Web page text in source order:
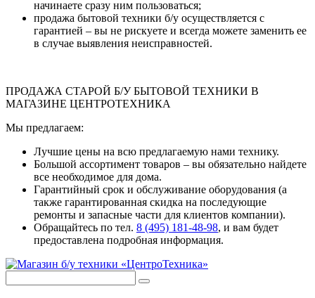
начинаете сразу ним пользоваться;
продажа бытовой техники б/у осуществляется с
гарантией – вы не рискуете и всегда можете заменить ее
в случае выявления неисправностей.
ПРОДАЖА СТАРОЙ Б/У БЫТОВОЙ ТЕХНИКИ В
МАГАЗИНЕ ЦЕНТРОТЕХНИКА
Мы предлагаем:
Лучшие цены на всю предлагаемую нами технику.
Большой ассортимент товаров – вы обязательно найдете
все необходимое для дома.
Гарантийный срок и обслуживание оборудования (а
также гарантированная скидка на последующие
ремонты и запасные части для клиентов компании).
Обращайтесь по тел. 8 (495) 181-48-98, и вам будет
предоставлена подробная информация.